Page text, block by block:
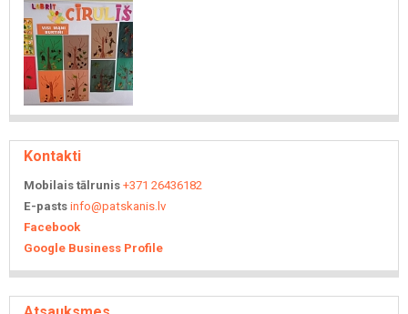
Kontakti
Mobilais tālrunis +371 26436182
E-pasts info@patskanis.lv
Facebook
Google Business Profile